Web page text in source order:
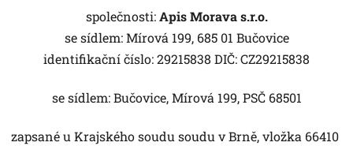
společnosti:Apis Morava s.r.o.
se sídlem:Mírová 199, 685 01 Bučovice
identifikační číslo:29215838 DIČ: CZ29215838
se sídlem: Bučovice, Mírová 199, PSČ 68501
zapsané u Krajského soudu soudu v Brně, vložka 66410